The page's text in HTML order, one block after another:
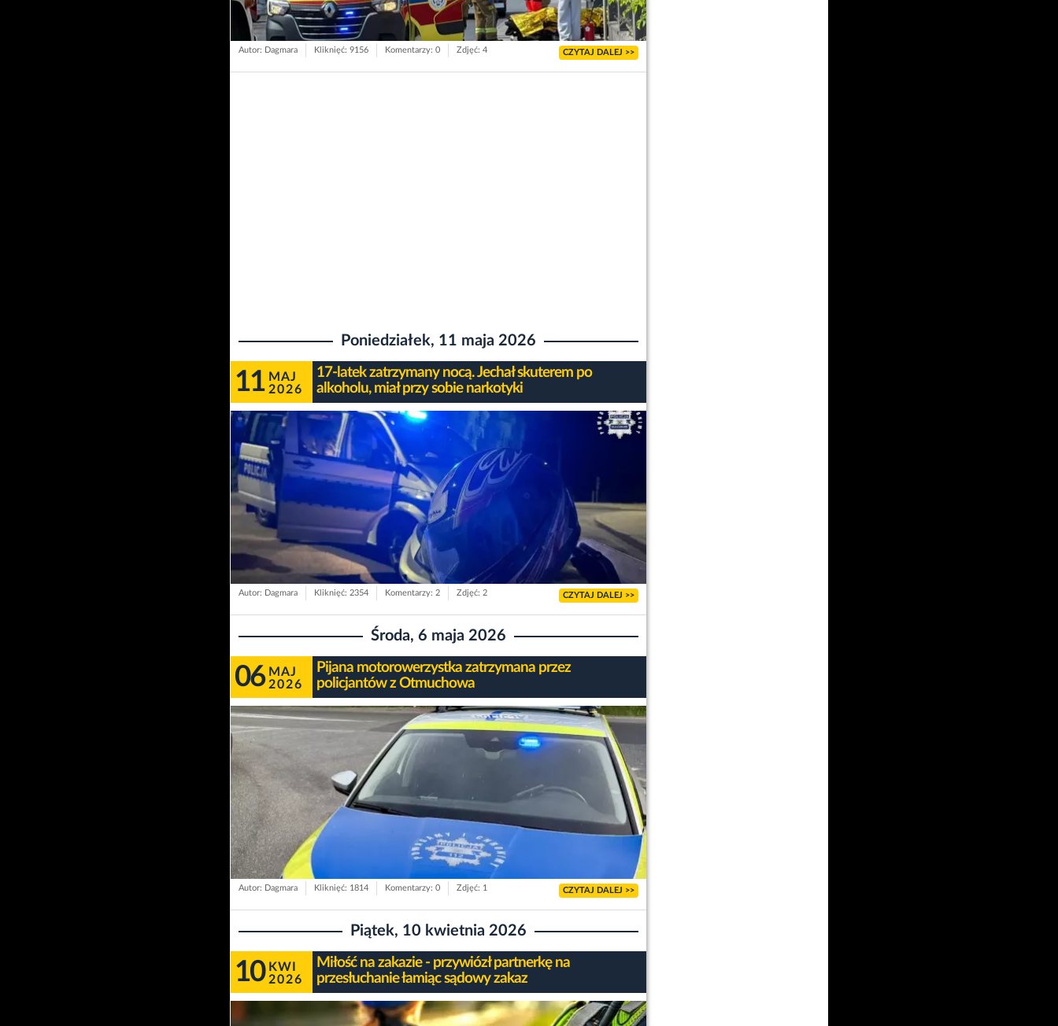
Autor: Dagmara Kliknięć: 9156 Komentarzy: 0 Zdjęć: 4 CZYTAJ DALEJ >>
Poniedziałek, 11 maja 2026
11 MAJ
2026
17-latek zatrzymany nocą. Jechał skuterem po
alkoholu, miał przy sobie narkotyki
Autor: Dagmara Kliknięć: 2354 Komentarzy: 2 Zdjęć: 2 CZYTAJ DALEJ >>
Środa, 6 maja 2026
06 MAJ
2026
Pijana motorowerzystka zatrzymana przez
policjantów z Otmuchowa
Autor: Dagmara Kliknięć: 1814 Komentarzy: 0 Zdjęć: 1 CZYTAJ DALEJ >>
Piątek, 10 kwietnia 2026
10 KWI
2026
Miłość na zakazie - przywiózł partnerkę na
przesłuchanie łamiąc sądowy zakaz